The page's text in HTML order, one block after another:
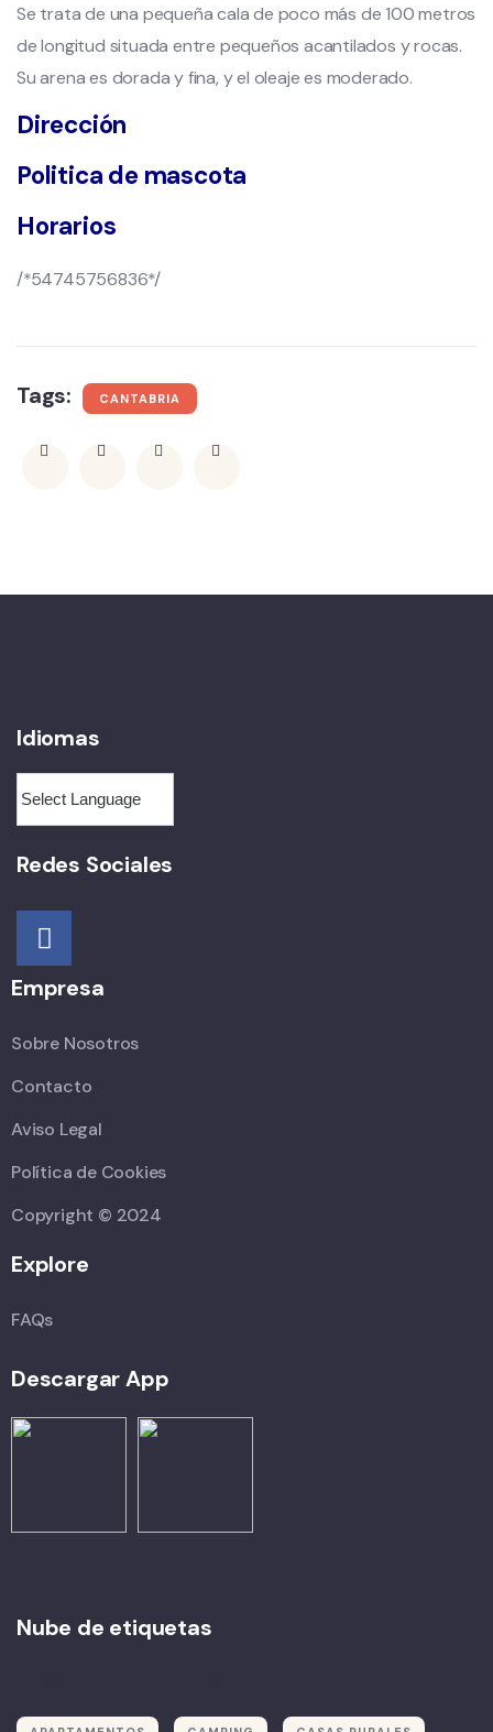
Se trata de una pequeña cala de poco más de 100 metros
de longitud situada entre pequeños acantilados y rocas.
Su arena es dorada y fina, y el oleaje es moderado.
Dirección
Politica de mascota
Horarios
/*54745756836*/
Tags: CANTABRIA
Idiomas
Redes Sociales
Empresa
Sobre Nosotros
Contacto
Aviso Legal
Política de Cookies
Copyright © 2024
Explore
FAQs
Descargar App
Nube de etiquetas